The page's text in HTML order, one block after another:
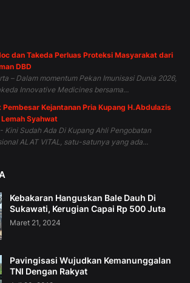
dan Takeda Perluas Proteksi Masyarakat dari
DBD
– Dalam momentum Pekan Imunisasi Dunia 2026,
Innovative Medicines bersama...
Pembesar Kejantanan Pria Kupang H.Abdulazis
Syahwat
Kini Sudah Ada Di Kupang Ahli Pengobatan
ALAT VITAL, satu-satunya yang ada...
Kebakaran Hanguskan Bale Dauh Di
Sukawati, Kerugian Capai Rp 500 Juta
Maret 21, 2024
Pavingisasi Wujudkan Kemanunggalan
TNI Dengan Rakyat